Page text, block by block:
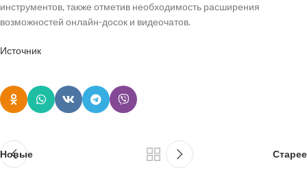
инструментов, также отметив необходимость расширения
возможностей онлайн-досок и видеочатов.
Источник
Новые Старее